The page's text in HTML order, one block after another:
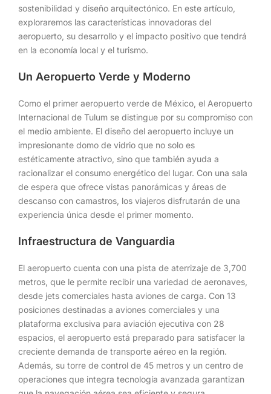
sostenibilidad y diseño arquitectónico. En este artículo,
exploraremos las características innovadoras del
aeropuerto, su desarrollo y el impacto positivo que tendrá
en la economía local y el turismo.
Un Aeropuerto Verde y Moderno
Como el primer aeropuerto verde de México, el Aeropuerto
Internacional de Tulum se distingue por su compromiso con
el medio ambiente. El diseño del aeropuerto incluye un
impresionante domo de vidrio que no solo es
estéticamente atractivo, sino que también ayuda a
racionalizar el consumo energético del lugar. Con una sala
de espera que ofrece vistas panorámicas y áreas de
descanso con camastros, los viajeros disfrutarán de una
experiencia única desde el primer momento.
Infraestructura de Vanguardia
El aeropuerto cuenta con una pista de aterrizaje de 3,700
metros, que le permite recibir una variedad de aeronaves,
desde jets comerciales hasta aviones de carga. Con 13
posiciones destinadas a aviones comerciales y una
plataforma exclusiva para aviación ejecutiva con 28
espacios, el aeropuerto está preparado para satisfacer la
creciente demanda de transporte aéreo en la región.
Además, su torre de control de 45 metros y un centro de
operaciones que integra tecnología avanzada garantizan